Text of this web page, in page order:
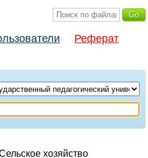
Реферат
хозяйство